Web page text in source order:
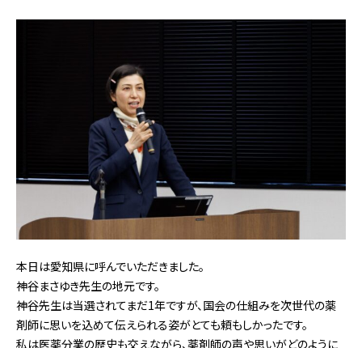
本日は愛知県に呼んでいただきました。
神谷まさゆき先生の地元です。
神谷先生は当選されてまだ1年ですが、国会の仕組みを次世代の薬
剤師に思いを込めて伝えられる姿がとても頼もしかったです。
私は医薬分業の歴史も交えながら、薬剤師の声や思いがどのように